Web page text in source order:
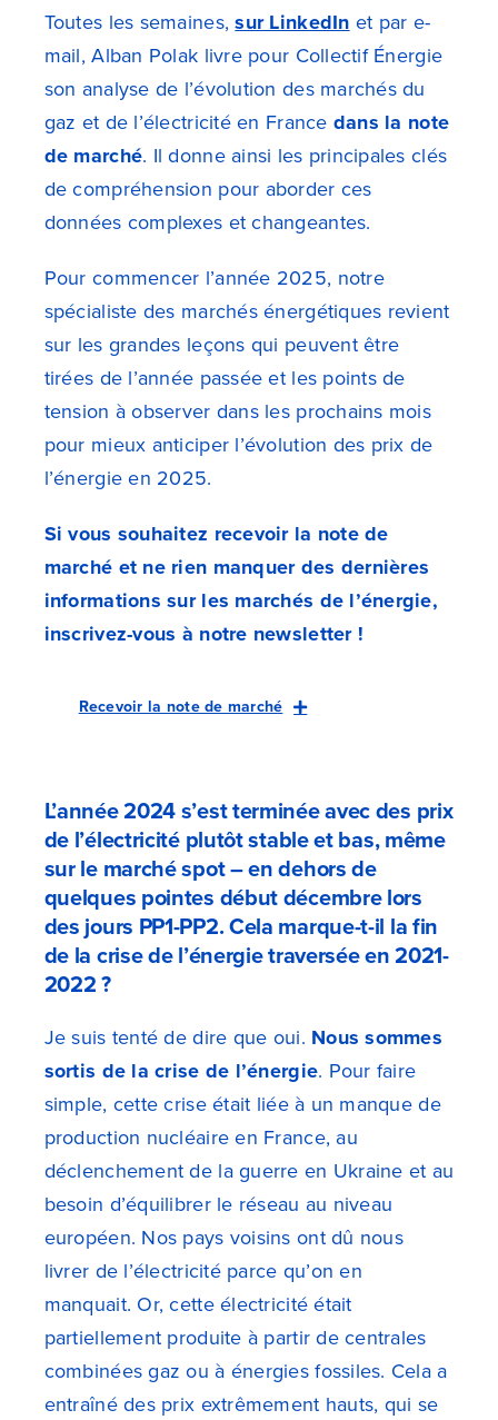
Toutes les semaines,sur LinkedIn et par e-
mail, Alban Polak livre pour Collectif Énergie
son analyse de l’évolution des marchés du
gaz et de l’électricité en France dans la note
de marché. Il donne ainsi les principales clés
de compréhension pour aborder ces
données complexes et changeantes.
Pour commencer l’année 2025, notre
spécialiste des marchés énergétiques revient
sur les grandes leçons qui peuvent être
tirées de l’année passée et les points de
tension à observer dans les prochains mois
pour mieux anticiper l’évolution des prix de
l’énergie en 2025.
Si vous souhaitez recevoir la note de
marché et ne rien manquer des dernières
informations sur les marchés de l’énergie,
inscrivez-vous à notre newsletter !
Recevoir la note de marché
L’année 2024 s’est terminée avec des prix
de l’électricité plutôt stable et bas, même
sur le marché spot – en dehors de
quelques pointes début décembre lors
des jours PP1-PP2. Cela marque-t-il la fin
de la crise de l’énergie traversée en 2021-
2022 ?
Je suis tenté de dire que oui. Nous sommes
sortis de la crise de l’énergie. Pour faire
simple, cette crise était liée à un manque de
production nucléaire en France, au
déclenchement de la guerre en Ukraine et au
besoin d’équilibrer le réseau au niveau
européen. Nos pays voisins ont dû nous
livrer de l’électricité parce qu’on en
manquait. Or, cette électricité était
partiellement produite à partir de centrales
combinées gaz ou à énergies fossiles. Cela a
entraîné des prix extrêmement hauts, qui se